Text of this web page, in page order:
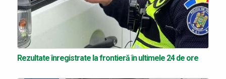
Rezultate înregistrate la frontieră în ultimele 24 de ore